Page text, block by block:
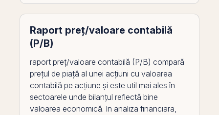
Raport preț/valoare contabilă
(P/B)
raport preț/valoare contabilă (P/B) compară
prețul de piață al unei acțiuni cu valoarea
contabilă pe acțiune și este util mai ales în
sectoarele unde bilanțul reflectă bine
valoarea economică. In analiza financiara,